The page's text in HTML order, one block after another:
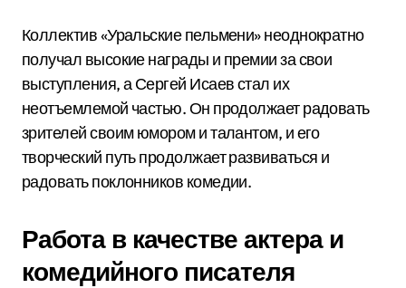
Коллектив «Уральские пельмени» неоднократно
получал высокие награды и премии за свои
выступления, а Сергей Исаев стал их
неотъемлемой частью. Он продолжает радовать
зрителей своим юмором и талантом, и его
творческий путь продолжает развиваться и
радовать поклонников комедии.
Работа в качестве актера и
комедийного писателя